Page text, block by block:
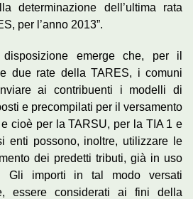
determinazione dell’ultima rata
per l’anno 2013”.
emerge che, per il
due rate della TARES, i comuni
ai contribuenti i modelli di
e precompilati per il versamento
cioè per la TARSU, per la TIA 1 e
enti possono, inoltre, utilizzare le
dei predetti tributi, già in uso
Gli importi in tal modo versati
essere considerati ai fini della